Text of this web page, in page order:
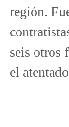
región.
seis otros
el